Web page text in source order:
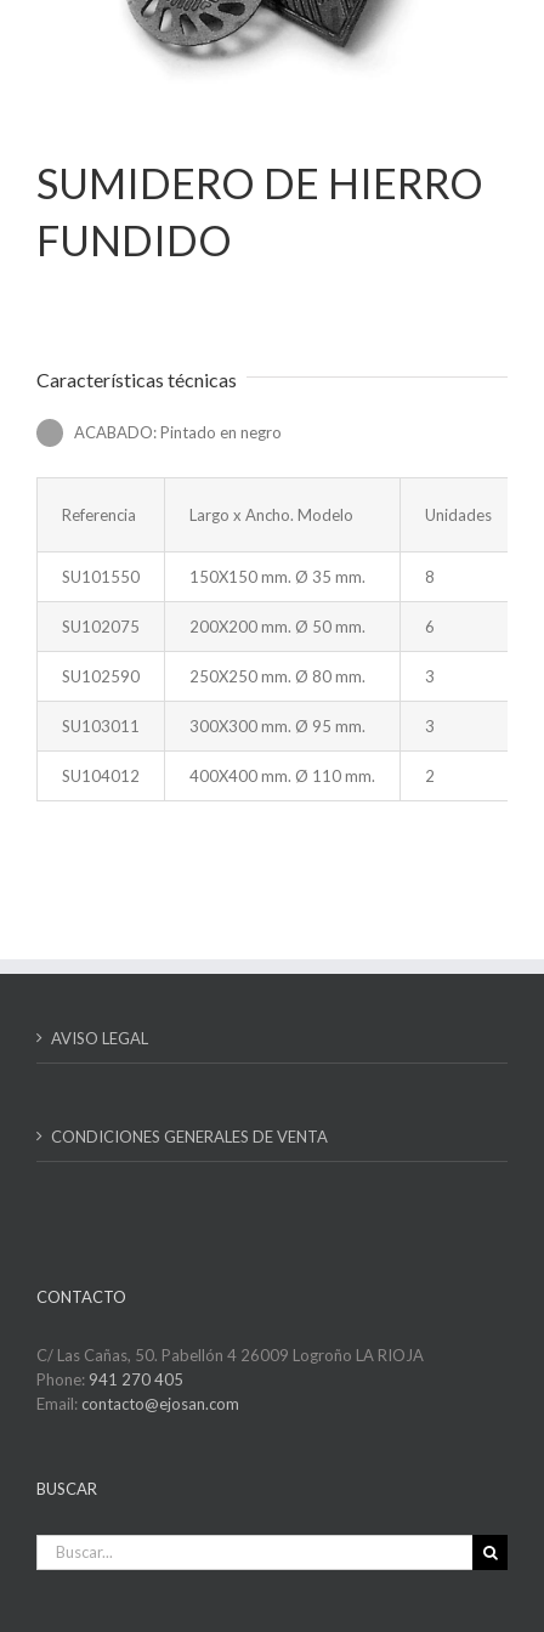
SUMIDERO DE HIERRO
FUNDIDO
Características técnicas
ACABADO: Pintado en negro
Referencia Largo x Ancho. Modelo Unidades
SU101550 150X150 mm. Ø 35 mm. 8
SU102075 200X200 mm. Ø 50 mm. 6
SU102590 250X250 mm. Ø 80 mm. 3
SU103011 300X300 mm. Ø 95 mm. 3
SU104012 400X400 mm. Ø 110 mm. 2
AVISO LEGAL
CONDICIONES GENERALES DE VENTA
CONTACTO
C/ Las Cañas, 50. Pabellón 4 26009 Logroño LA RIOJA
Phone: 941 270 405
Email: contacto@ejosan.com
BUSCAR
Buscar: